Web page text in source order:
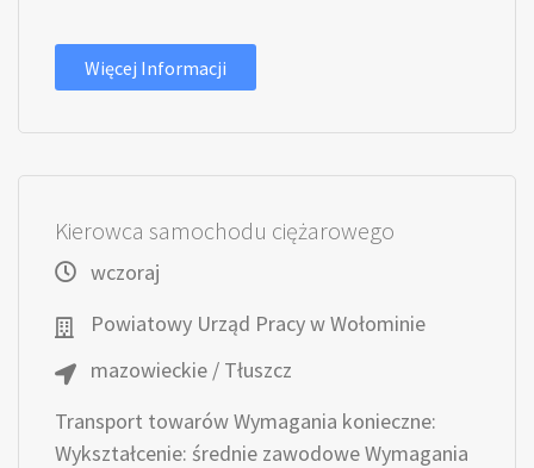
Więcej Informacji
Kierowca samochodu ciężarowego
wczoraj
Powiatowy Urząd Pracy w Wołominie
mazowieckie / Tłuszcz
Transport towarów Wymagania konieczne:
Wykształcenie: średnie zawodowe Wymagania